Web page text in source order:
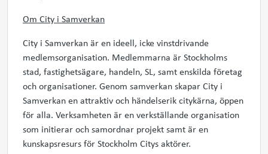
Om City i Samverkan
City i Samverkan är en ideell, icke vinstdrivande
medlemsorganisation. Medlemmarna är Stockholms
stad, fastighetsägare, handeln, SL, samt enskilda företag
och organisationer. Genom samverkan skapar City i
Samverkan en attraktiv och händelserik citykärna, öppen
för alla. Verksamheten är en verkställande organisation
som initierar och samordnar projekt samt är en
kunskapsresurs för Stockholm Citys aktörer.